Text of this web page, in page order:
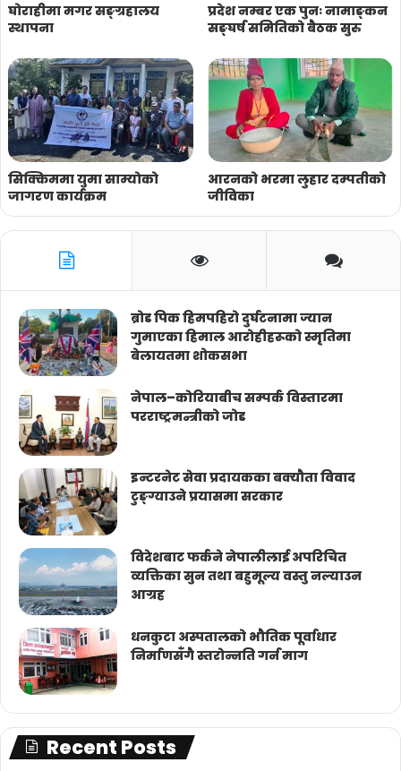
घोराहीमा मगर सङ्ग्रहालय
स्थापना
प्रदेश नम्बर एक पुनः नामाङ्कन
सङ्घर्ष समितिको बैठक सुरु
सिक्किममा युमा साम्याेकाे
जागरण कार्यक्रम
आरनको भरमा लुहार दम्पतीको
जीविका
ब्रोड पिक हिमपहिरो दुर्घटनामा ज्यान
गुमाएका हिमाल आरोहीहरूको स्मृतिमा
बेलायतमा शोकसभा
नेपाल–कोरियाबीच सम्पर्क विस्तारमा
परराष्ट्रमन्त्रीको जोड
इन्टरनेट सेवा प्रदायकका बक्यौता विवाद
टुङ्ग्याउने प्रयासमा सरकार
विदेशबाट फर्कने नेपालीलाई अपरिचित
व्यक्तिका सुन तथा बहुमूल्य वस्तु नल्याउन
आग्रह
धनकुटा अस्पतालको भौतिक पूर्वाधार
निर्माणसँगै स्तरोन्नति गर्न माग
Recent Posts